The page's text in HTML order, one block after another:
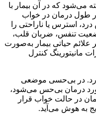
می‌شود که در آن بیمار با
طول درمان در خواب
استرس یا ناراحتی را
تنفس، ضربان قلب،
حیاتی بیمار به‌صورت
مانیتورینگ کنترل
در بی‌حسی موضعی
مورد درمان بی‌حس می‌شود،
در حالت خواب قرار
به هوش می‌آید.